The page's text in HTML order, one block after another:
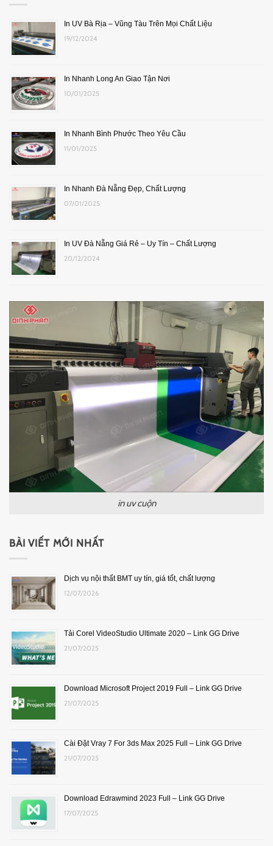
In UV Bà Rịa – Vũng Tàu Trên Mọi Chất Liệu
19/12/2024
In Nhanh Long An Giao Tận Nơi
10/01/2025
In Nhanh Bình Phước Theo Yêu Cầu
11/01/2025
In Nhanh Đà Nẵng Đẹp, Chất Lượng
07/01/2025
In UV Đà Nẵng Giá Rẻ – Uy Tín – Chất Lượng
20/12/2024
in uv cuộn
BÀI VIẾT MỚI NHẤT
Dịch vụ nội thất BMT uy tín, giá tốt, chất lượng
12/07/2026
Tải Corel VideoStudio Ultimate 2020 – Link GG Drive
21/07/2025
Download Microsoft Project 2019 Full – Link GG Drive
21/07/2025
Cài Đặt Vray 7 For 3ds Max 2025 Full – Link GG Drive
21/07/2025
Download Edrawmind 2023 Full – Link GG Drive
17/07/2025